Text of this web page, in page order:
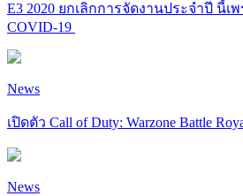
E3 2020 ยกเลิกการจัดงานประจำปี นี้เ
COVID-19
News
เปิดตัว Call of Duty: Warzone Battle
News